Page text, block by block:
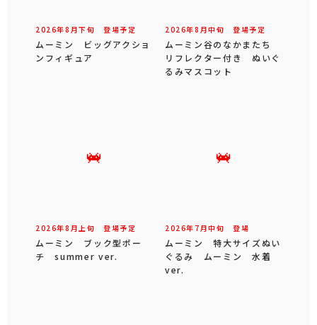
2026年8 月下旬 登場予定
ムーミン ビッグアクショ
ンフィギュア
2026年8 月中旬 登場予定
ムーミン谷のなかまたち
リフレクター付き ぬいぐ
るみマスコット
2026年8 月 上旬 登場予定
ムーミン ブック型ポー
チ summer ver.
2026年 7 月中旬 登場
ムーミン 特大サイズぬい
ぐるみ ムーミン 水着
ver.